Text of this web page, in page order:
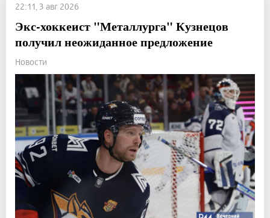
22:11, 3 авг 2026
Экс-хоккеист "Металлурга" Кузнецов
получил неожиданное предложение
Новости